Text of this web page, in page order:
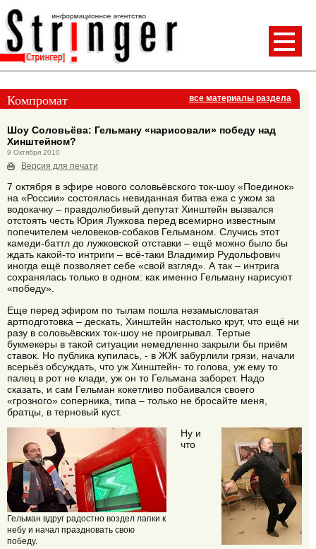
Компромат все материалы раздела
Шоу Соловьёва: Гельману «нарисовали» победу над
Хинштейном?
9 Октября 2010
Версия для печати
7 октября в эфире нового соловьёвского ток-шоу «Поединок»
на «России» состоялась невиданная битва ежа с ужом за
водокачку – правдолюбивый депутат Хинштейн вызвался
отстоять честь Юрия Лужкова перед всемирно известным
попечителем человеков-собаков Гельманом. Случись этот
камеди-баттл до лужковской отставки – ещё можно было бы
ждать какой-то интриги – всё-таки Владимир Рудольфович
иногда ещё позволяет себе «свой взгляд». А так – интрига
сохранялась только в одном: как именно Гельману нарисуют
«победу».
Еще перед эфиром по тылам пошла незамысловатая
артподготовка – дескать, Хинштейн настолько крут, что ещё ни
разу в соловьёвских ток-шоу не проигрывал. Тертые
букмекеры в такой ситуации немедленно закрыли бы приём
ставок. Но публика купилась, - в ЖЖ забурлили грязи, начали
всерьёз обсуждать, что уж Хинштейн- то голова, уж ему то
палец в рот не клади, уж он то Гельмана заборет. Надо
сказать, и сам Гельман кокетливо побаивался своего
«грозного» соперника, типа – только не бросайте меня,
братцы, в терновый куст.
Гельман вдруг радостно воздел лапки к
небу и начал праздновать свою
победу.
Ну и
что